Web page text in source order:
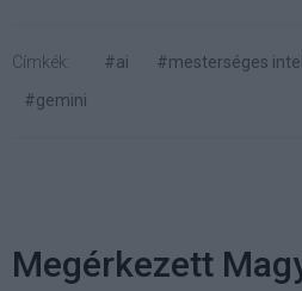
Címkék: #ai #mesterséges
#gemini
Megérkezett